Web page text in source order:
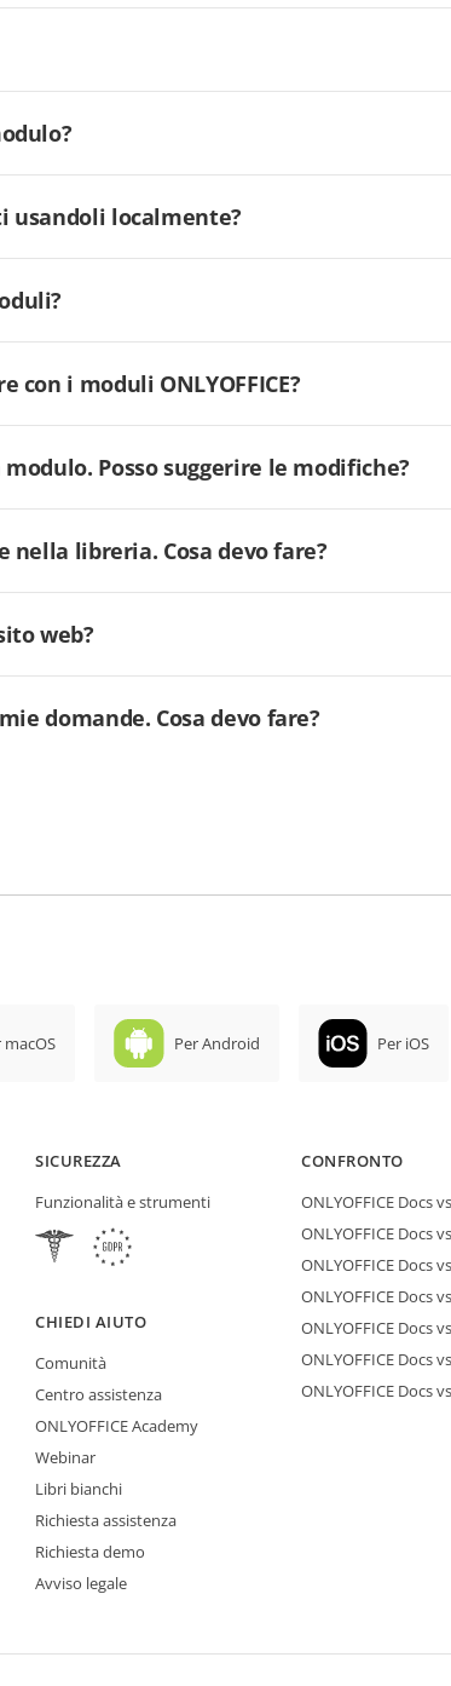
usandoli localmente?
i moduli ONLYOFFICE?
Posso suggerire le modifiche?
libreria. Cosa devo fare?
web?
domande. Cosa devo fare?
macOS Per Android Per iOS
SICUREZZA
Funzionalità e strumenti
CHIEDI AIUTO
Comunità
Centro assistenza
ONLYOFFICE Academy
Webinar
Libri bianchi
Richiesta assistenza
Richiesta demo
Avviso legale
CONFRONTO
ONLYOFFICE Docs
ONLYOFFICE Docs
ONLYOFFICE Docs
ONLYOFFICE Docs
ONLYOFFICE Docs
ONLYOFFICE Docs
ONLYOFFICE Docs